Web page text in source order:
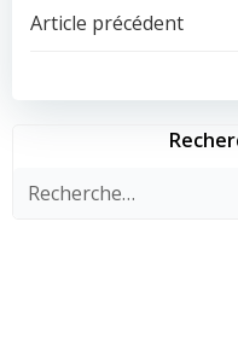
Navigation
de
l’article
Article précédent